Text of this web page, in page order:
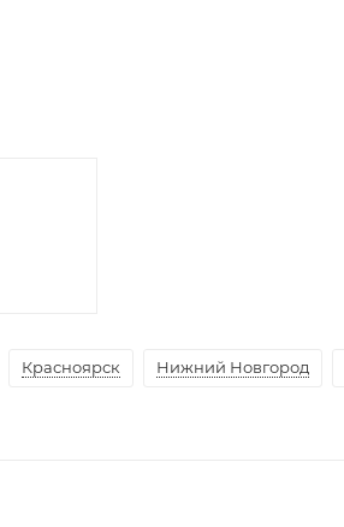
Красноярск Нижний Новгород